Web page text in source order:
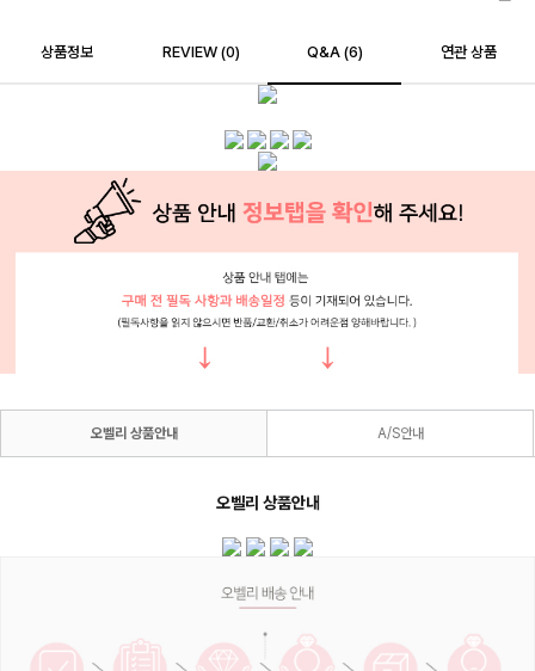
상품정보 REVIEW (0) Q&A (6) 연관 상품
오벨리 상품안내 A/S안내
오벨리 상품안내